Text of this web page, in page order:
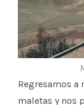
Regresamos a
maletas y nos